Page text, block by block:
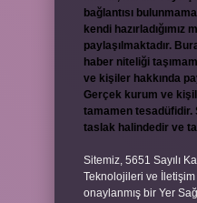
bağlantısı
kendi hazırladığımız
paylaşılmaktadır.
haber niteliği
ve kişiler hakkında
Gerçek kurum ve
tamamen tesadüfidir.
taslak halindedir ve
Sitemiz, 5651 Sayılı
Teknolojileri ve İletişim
onaylanmış bir Yer